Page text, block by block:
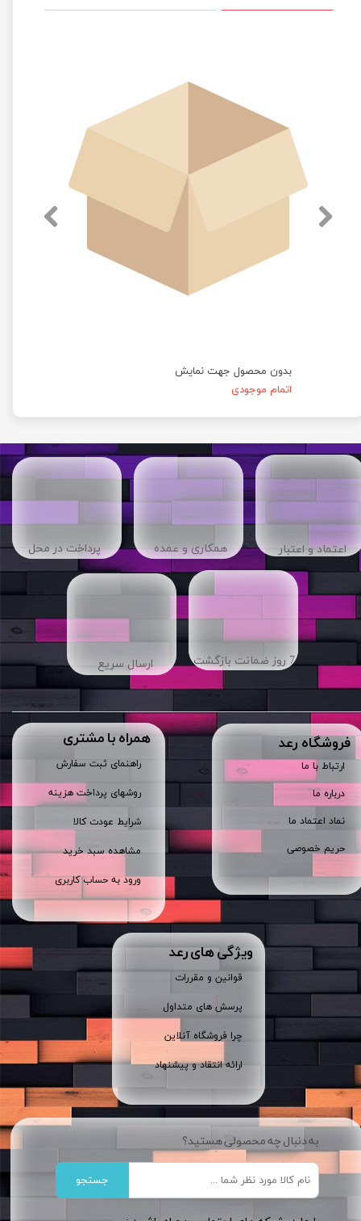
بدون محصول جهت نمایش
اتمام موجودی
ارسال سریع
​فروشگاه رعد
ارتباط با ما
درباره ما
نماد اعتماد ما
حریم خصوصی
همراه با مشتری
راهنمای ثبت سفارش
روشهای پرداخت هزینه
شرایط عودت کالا
مشاهده سبد خرید
ورود به حساب کاربری
ویژگی های رعد
قوانین و مقررات
پرسش های متداول
چرا فروشگاه آنلاین
ارائه انتقاد و پیشنهاد
به دنبال چه محصولی هستید؟
جستجو
اعتماد و اعتبار
7 روز ضمانت بازگشت
پرداخت در محل ​​همکاری و عمده